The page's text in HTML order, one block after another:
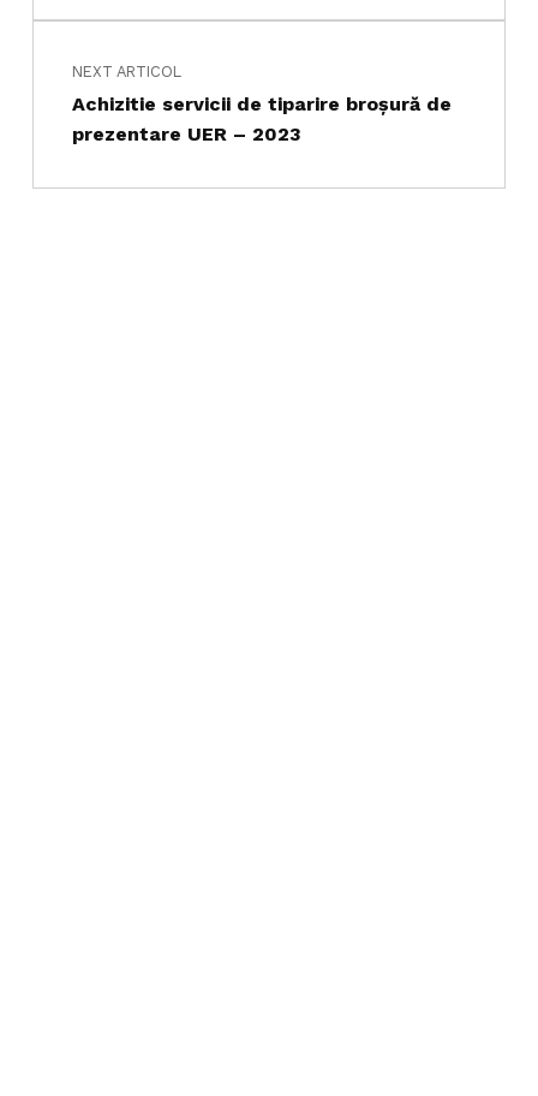
NEXT ARTICOL
Achizitie servicii de tiparire broşură de
prezentare UER – 2023